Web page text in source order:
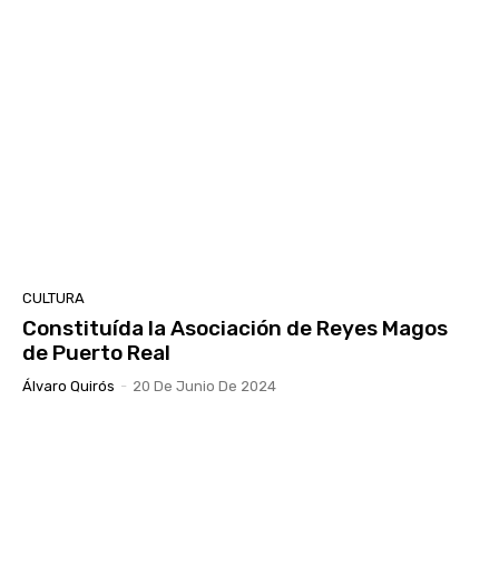
CULTURA
Constituída la Asociación de Reyes Magos
de Puerto Real
Álvaro Quirós - 20 De Junio De 2024